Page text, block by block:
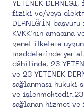
YETENEK
fiziki ve/veya
DERNEĞ’İN
KVKK’nın amacına
genel ilkelere uygun
maddelerinde yer
dâhilinde, 23
ve 23 YETENEK
sağlanması hukuki
ve işlenmektedir.23
sağlanan hizmet ve